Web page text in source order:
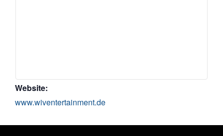
Website:
www.wiventertainment.de